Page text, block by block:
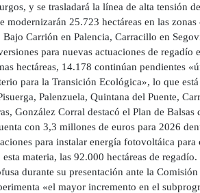
y se trasladará la línea de alta tensión
modernizarán 25.723 hectáreas en las
Carrión en Palencia, Carracillo en
para nuevas actuaciones de regadío
hectáreas, 14.178 continúan pendientes
para la Transición Ecológica», lo que
Palenzuela, Quintana del Puente,
González Corral destacó el Plan de
con 3,3 millones de euros para 2026
para instalar energía fotovoltáica
materia, las 92.000 hectáreas de
durante su presentación ante la
«el mayor incremento en el